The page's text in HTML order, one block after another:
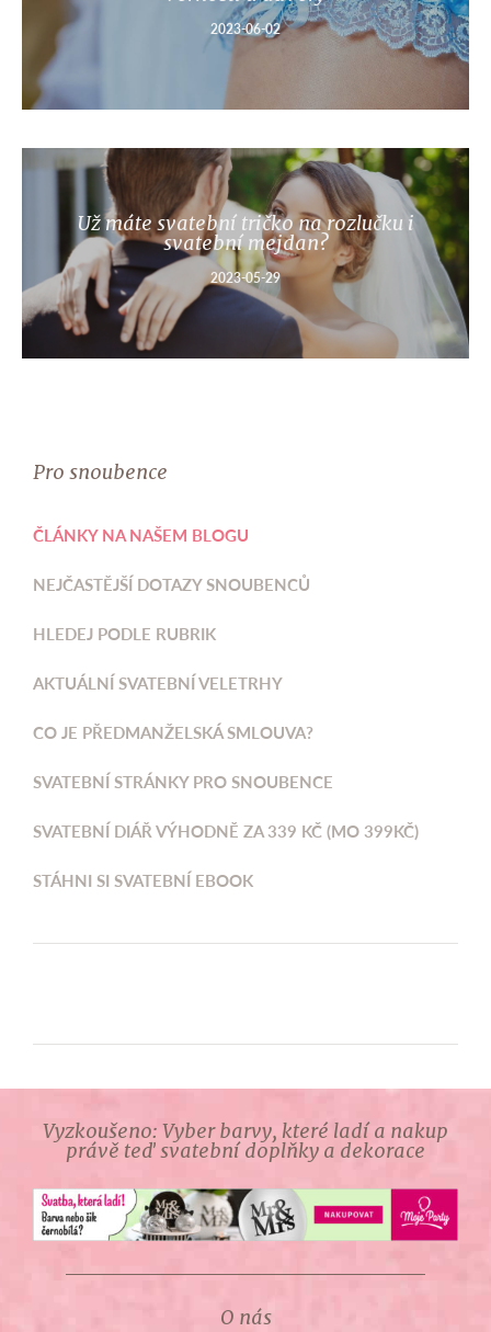
2023-06-02
Už máte svatební tričko na rozlučku i
svatební mejdan?
2023-05-29
Pro snoubence
ČLÁNKY NA NAŠEM BLOGU
NEJČASTĚJŠÍ DOTAZY SNOUBENCŮ
HLEDEJ PODLE RUBRIK
AKTUÁLNÍ SVATEBNÍ VELETRHY
CO JE PŘEDMANŽELSKÁ SMLOUVA?
SVATEBNÍ STRÁNKY PRO SNOUBENCE
SVATEBNÍ DIÁŘ VÝHODNĚ ZA 339 KČ (MO 399KČ)
STÁHNI SI SVATEBNÍ EBOOK
Vyzkoušeno: Vyber barvy, které ladí a nakup
právě teď svatební doplňky a dekorace
O nás